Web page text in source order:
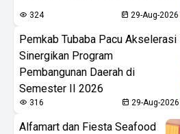
324 29-Aug-2026
Pemkab Tubaba Pacu Akselerasi
Sinergikan Program
Pembangunan Daerah di
Semester II 2026
316 29-Aug-2026
Alfamart dan Fiesta Seafood